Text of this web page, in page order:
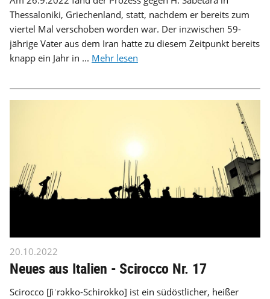
Thessaloniki, Griechenland, statt, nachdem er bereits zum
viertel Mal verschoben worden war. Der inzwischen 59-
jährige Vater aus dem Iran hatte zu diesem Zeitpunkt bereits
knapp ein Jahr in ... Mehr lesen
20.10.2022
Neues aus Italien - Scirocco Nr. 17
Scirocco [ʃiˈrɔkko-Schirokko] ist ein südöstlicher, heißer